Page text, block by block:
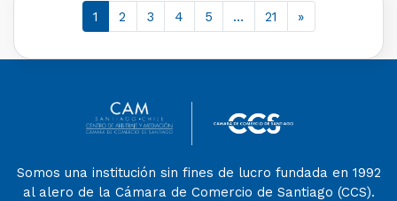
1 2 3 4 5 … 21 »
Somos una institución sin fines de lucro fundada en 1992
al alero de la Cámara de Comercio de Santiago (CCS).